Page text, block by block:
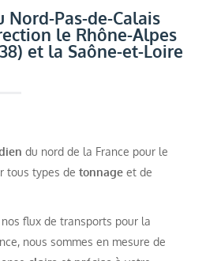
Nord-Pas-de-Calais
le Rhône-Alpes
et la Saône-et-Loire
du nord de la France pour le
tous types de tonnageet de
flux de transports pour la
nous sommes en mesure de